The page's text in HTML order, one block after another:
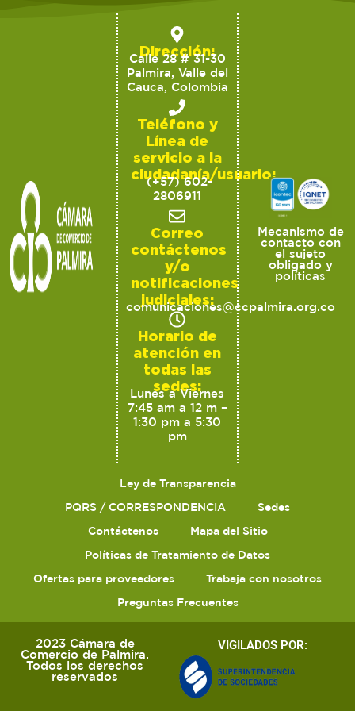
Dirección:
Calle 28 # 31-30
Palmira, Valle del
Cauca, Colombia
Teléfono y
Línea de
servicio a la
ciudadanía/usuario:
(+57) 602-
2806911
Correo
contáctenos
y/o
notificaciones
judiciales:
comunicaciones@ccpalmira.org.co
Horario de
atención en
todas las
sedes:
Lunes a Viernes
7:45 am a 12 m –
1:30 pm a 5:30
pm
Mecanismo de
contacto con
el sujeto
obligado y
políticas
Ley de Transparencia
PQRS / CORRESPONDENCIA
Sedes
Contáctenos
Mapa del Sitio
Políticas de Tratamiento de Datos
Ofertas para proveedores
Trabaja con nosotros
Preguntas Frecuentes
2023 Cámara de
Comercio de Palmira.
Todos los derechos
reservados
VIGILADOS POR: